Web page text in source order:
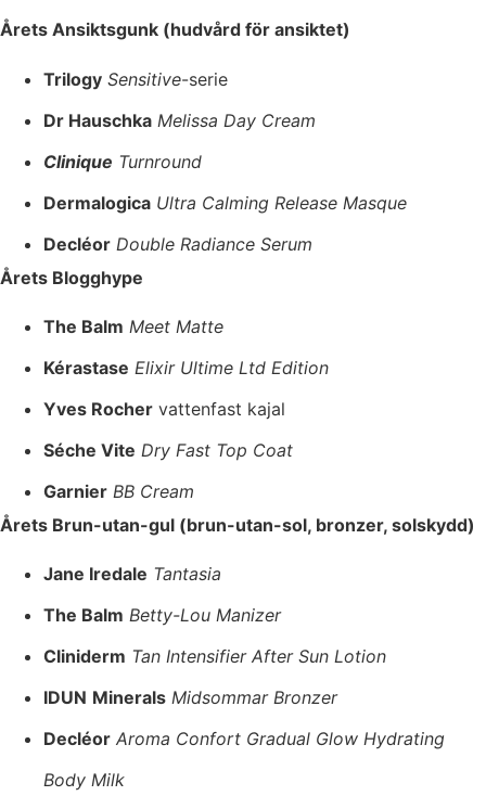
Årets Ansiktsgunk (hudvård för ansiktet)
Trilogy Sensitive-serie
Dr Hauschka Melissa Day Cream
Clinique Turnround
Dermalogica Ultra Calming Release Masque
Decléor Double Radiance Serum
Årets Blogghype
The Balm Meet Matte
Kérastase Elixir Ultime Ltd Edition
Yves Rocher vattenfast kajal
Séche Vite Dry Fast Top Coat
Garnier BB Cream
Årets Brun-utan-gul (brun-utan-sol, bronzer, solskydd)
Jane Iredale Tantasia
The Balm Betty-Lou Manizer
Cliniderm Tan Intensifier After Sun Lotion
IDUN Minerals Midsommar Bronzer
Decléor Aroma Confort Gradual Glow Hydrating
Body Milk